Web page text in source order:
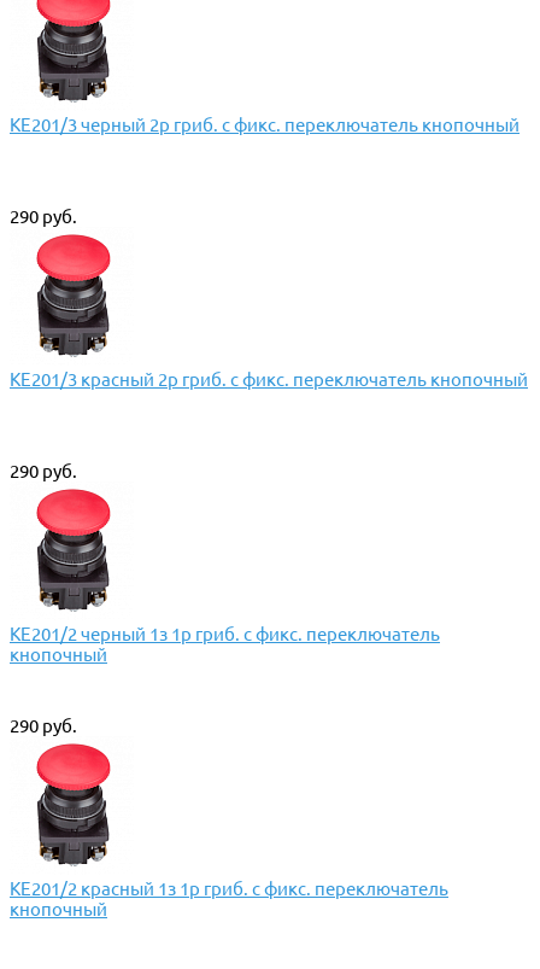
КЕ201/3 черный 2р гриб. с фикс. переключатель кнопочный
290 руб.
КЕ201/3 красный 2р гриб. с фикс. переключатель кнопочный
290 руб.
КЕ201/2 черный 1з 1р гриб. с фикс. переключатель
кнопочный
290 руб.
КЕ201/2 красный 1з 1р гриб. с фикс. переключатель
кнопочный